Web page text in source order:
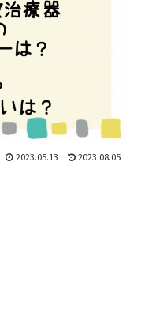
2023.05.13 2023.08.05